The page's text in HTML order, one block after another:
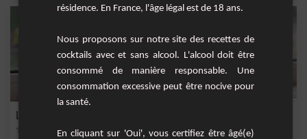
Limonade Pétillante aux Prunes et Cerises
résidence. En France, l'âge légal est de 18 ans.
Nous proposons sur notre site des recettes de
cocktails avec et sans alcool. L'alcool doit être
consommé de manière responsable. Une
consommation excessive peut être nocive pour
la santé.
En cliquant sur 'Oui', vous certifiez être âgé(e)